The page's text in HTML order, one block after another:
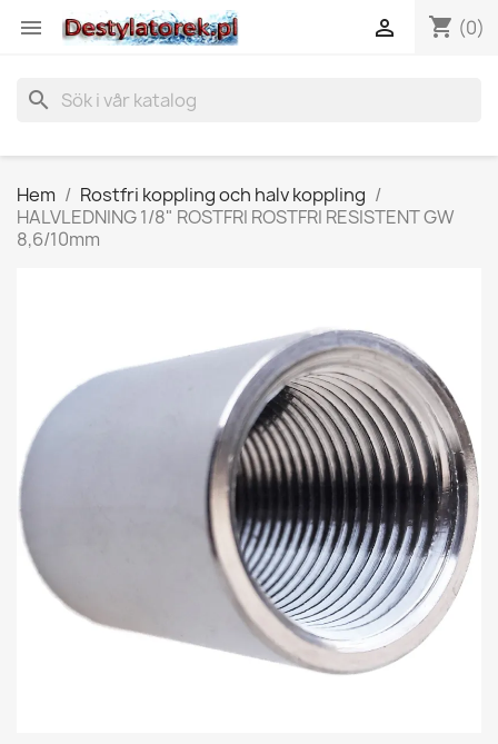
 shopping_cart (0)

search
Hem
Rostfri koppling och halv koppling
HALVLEDNING 1/8" ROSTFRI ROSTFRI RESISTENT GW
8,6/10mm